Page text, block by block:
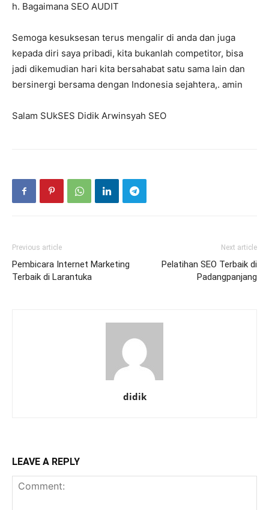
h. Bagaimana SEO AUDIT
Semoga kesuksesan terus mengalir di anda dan juga
kepada diri saya pribadi, kita bukanlah competitor, bisa
jadi dikemudian hari kita bersahabat satu sama lain dan
bersinergi bersama dengan Indonesia sejahtera,. amin
Salam SUkSES Didik Arwinsyah SEO
Previous article
Pembicara Internet Marketing
Terbaik di Larantuka
Next article
Pelatihan SEO Terbaik di
Padangpanjang
didik
LEAVE A REPLY